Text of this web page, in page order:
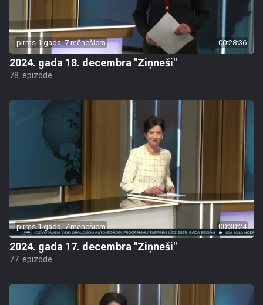
pirms 1 gada, 7 mēnešiem 00:28:36
2024. gada 18. decembra "Ziņneši"
78. epizode
pirms 1 gada, 7 mēnešiem 00:30:24
2024. gada 17. decembra "Ziņneši"
77. epizode